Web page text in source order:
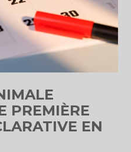
PREMIÈRE
EN